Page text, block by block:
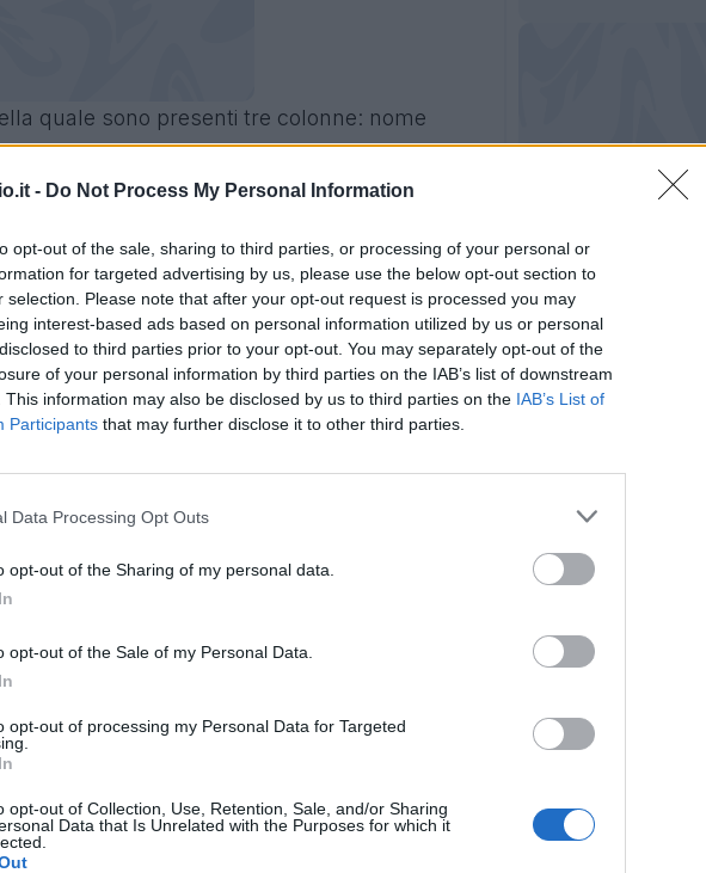
- Do Not Process My Personal Information
opt-out of the sale, sharing to third parties, or processing of your personal or
for targeted advertising by us, please use the below opt-out section to
selection. Please note that after your opt-out request is processed you may
interest-based ads based on personal information utilized by us or personal
to third parties prior to your opt-out. You may separately opt-out of the
of your personal information by third parties on the IAB’s list of downstream
This information may also be disclosed by us to third parties on the IAB’s List of
Participants that may further disclose it to other third parties.
Data Processing Opt Outs
opt-out of the Sharing of my personal data.
opt-out of the Sale of my Personal Data.
opt-out of processing my Personal Data for Targeted
opt-out of Collection, Use, Retention, Sale, and/or Sharing
Data that Is Unrelated with the Purposes for which it
quale sono presenti tre colonne: nome
segnati dalla difesa sul totale delle reti
di gol segnati da ogni difensore. Nella
difensori” ci siamo basati sulla divisione dei
a inizio stagione.
in considerazione il risultato dell'anticipo di
difensori per trovare la via del gol è il